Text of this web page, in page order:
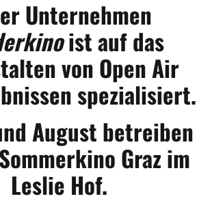
Unternehmen
ist auf das
von Open Air
spezialisiert.
August betreiben
Graz im
Leslie Hof.